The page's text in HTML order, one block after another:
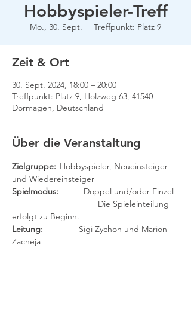
Hobbyspieler-Treff
Mo., 30. Sept.
  |
Treffpunkt: Platz 9
Zeit & Ort
30. Sept. 2024, 18:00 – 20:00
Treffpunkt: Platz 9, Holzweg 63, 41540
Dormagen, Deutschland
Über die Veranstaltung
Zielgruppe:
und Wiedereinsteiger
Spielmodus:
Doppel und/oder Einzel
erfolgt zu Beginn.
Sigi Zychon und Marion
Zacheja